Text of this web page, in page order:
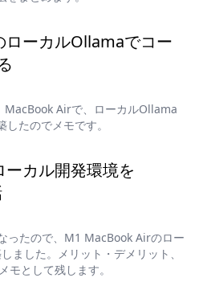
ーカルOllamaでコー
Airで、ローカルOllama
たのでメモです。
カル開発環境を
ったので、M1 MacBook Airのロー
ました。メリット・デメリット、
モとして残します。